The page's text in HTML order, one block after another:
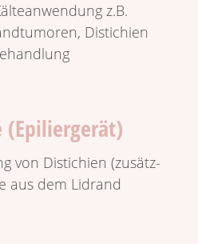
z.B.
Disti­chien
(Epiliergerät)
von Disti­chien (zusätz­
aus dem Lidrand